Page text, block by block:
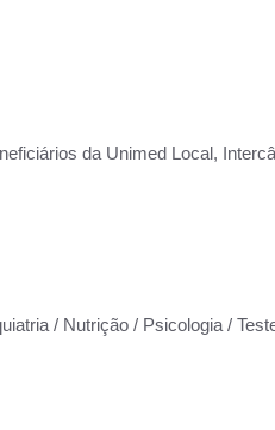
da Unimed Local,
/ Nutrição / Psicologia /